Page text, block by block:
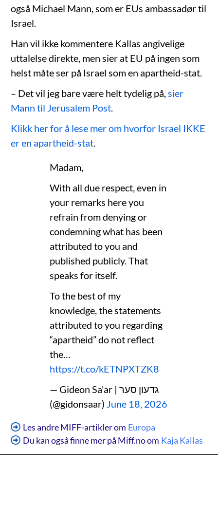
også Michael Mann, som er EUs ambassadør til
Israel.
Han vil ikke kommentere Kallas angivelige
uttalelse direkte, men sier at EU på ingen som
helst måte ser på Israel som en apartheid-stat.
– Det vil jeg bare være helt tydelig på, sier
Mann til Jerusalem Post
Klikk her for å lese mer om hvorfor Israel IKKE
er en apartheid-stat
Madam,
With all due respect, even in
your remarks here you
refrain from denying or
condemning what has been
attributed to you and
published publicly. That
speaks for itself.
To the best of my
knowledge, the statements
attributed to you regarding
“apartheid” do not reflect
the…
https://t.co/kETNPXTZK8
— Gideon Sa'ar | גדעון סער
(@gidonsaar) June 18, 2026
Les andre MIFF-artikler om Europa
Du kan også finne mer på Miff.no om Kaja Kallas